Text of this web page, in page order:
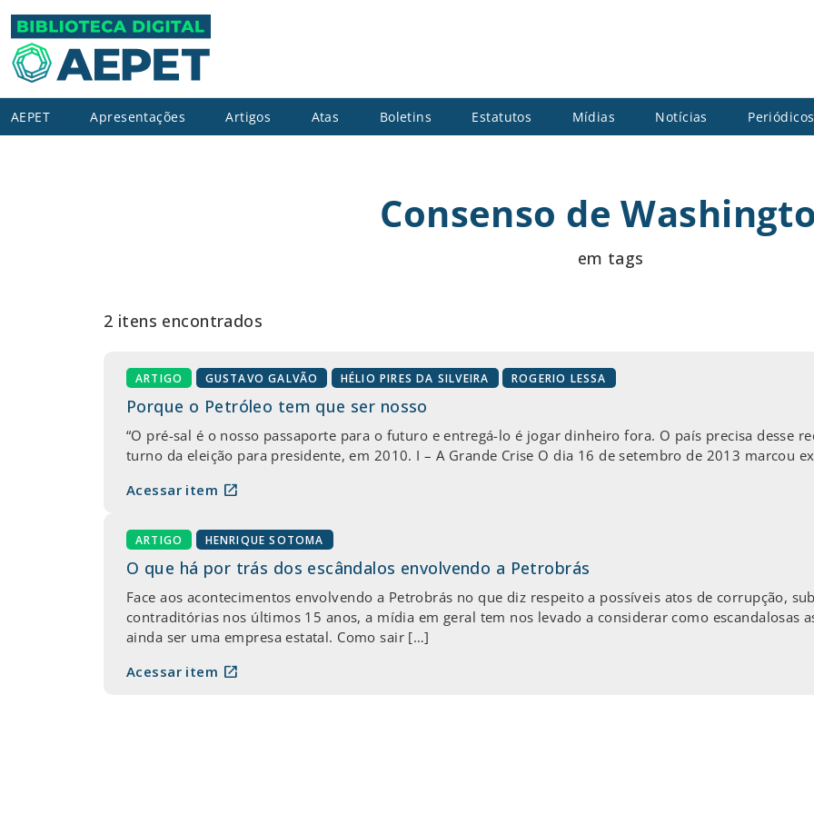
AEPET Apresentações Artigos Atas Boletins Estatutos Mídias Notícias Periódicos
Consenso de
em tags
2 itens encontrados
ARTIGO GUSTAVO GALVÃO HÉLIO PIRES DA SILVEIRA ROGERIO LESSA
Porque o Petróleo tem que ser nosso
“O pré-sal é o nosso passaporte para o futuro e entregá-lo é jogar dinheiro fora. O país precisa desse
turno da eleição para presidente, em 2010. I – A Grande Crise O dia 16 de setembro de 2013 marcou
Acessar item open_in_new
ARTIGO HENRIQUE SOTOMA
O que há por trás dos escândalos envolvendo a Petrobrás
Face aos acontecimentos envolvendo a Petrobrás no que diz respeito a possíveis atos de corrupção,
contraditórias nos últimos 15 anos, a mídia em geral tem nos levado a considerar como escandalosas
ainda ser uma empresa estatal. Como sair […]
Acessar item open_in_new